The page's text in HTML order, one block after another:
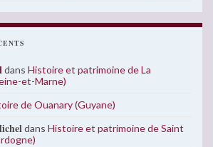
dans Histoire et patrimoine de La
et-Marne)
de Ouanary (Guyane)
dans Histoire et patrimoine de Saint